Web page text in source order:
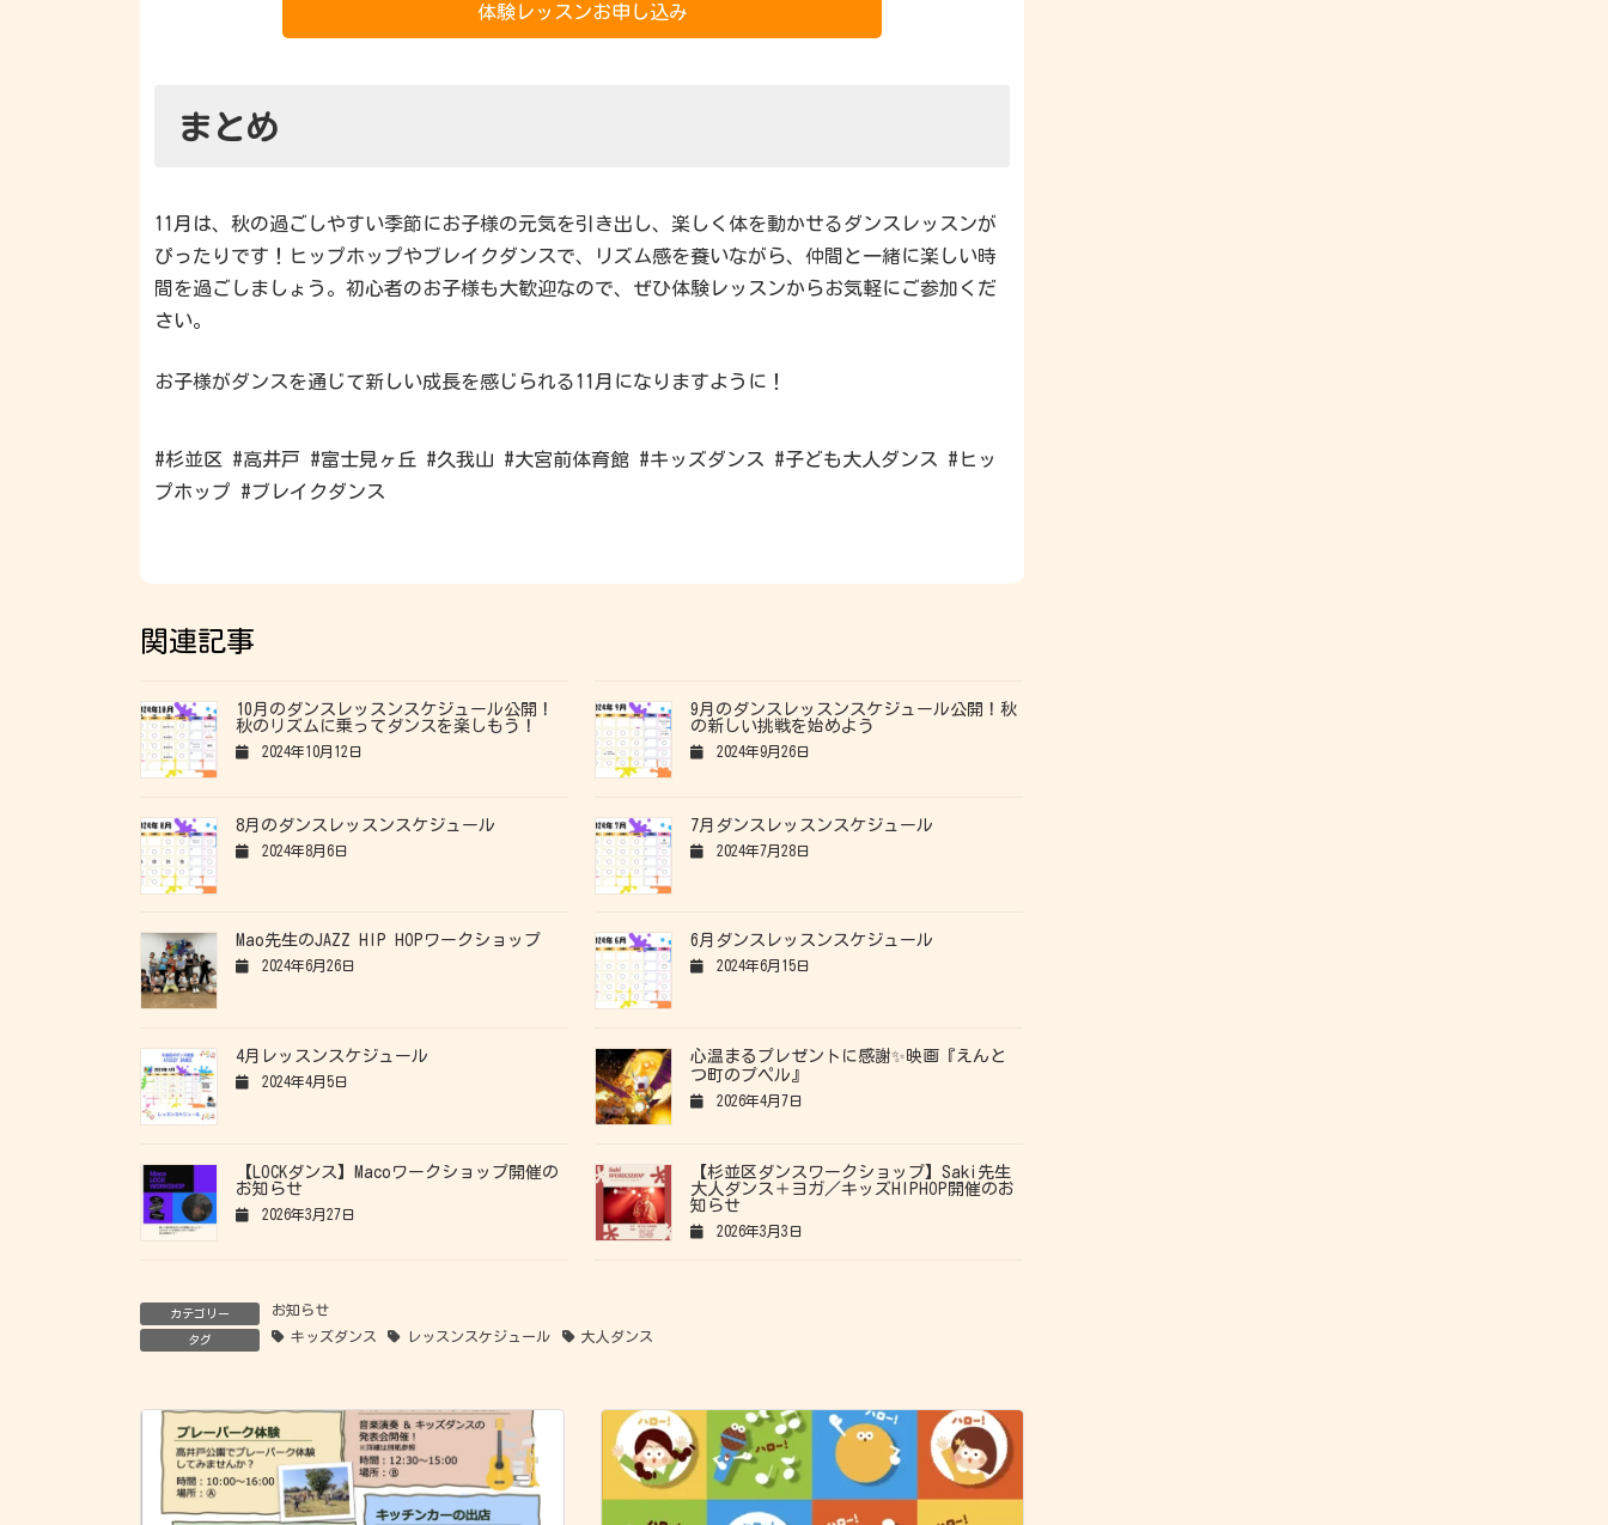
体験レッスンお申し込み
まとめ
11月は、秋の過ごしやすい季節にお子様の元気を引き出し、楽しく体を動かせるダンスレッスンが
ぴったりです！ヒップホップやブレイクダンスで、リズム感を養いながら、仲間と一緒に楽しい時
間を過ごしましょう。初心者のお子様も大歓迎なので、ぜひ体験レッスンからお気軽にご参加くだ
さい。
お子様がダンスを通じて新しい成長を感じられる11月になりますように！
#杉並区 #高井戸 #富士見ヶ丘 #久我山 #大宮前体育館 #キッズダンス #子ども大人ダンス #ヒッ
プホップ #ブレイクダンス
関連記事
10月のダンスレッスンスケジュール公開！
秋のリズムに乗ってダンスを楽しもう！
2024年10月12日
9月のダンスレッスンスケジュール公開！秋
の新しい挑戦を始めよう
2024年9月26日
8月のダンスレッスンスケジュール
2024年8月6日
7月ダンスレッスンスケジュール
2024年7月28日
Mao先生のJAZZ HIP HOPワークショップ
2024年6月26日
6月ダンスレッスンスケジュール
2024年6月15日
4月レッスンスケジュール
2024年4月5日
心温まるプレゼントに感謝✨映画『えんと
つ町のプペル』
2026年4月7日
【LOCKダンス】Macoワークショップ開催の
お知らせ
2026年3月27日
【杉並区ダンスワークショップ】Saki先生
大人ダンス＋ヨガ／キッズHIPHOP開催のお
知らせ
2026年3月3日
カテゴリー お知らせ
タグ キッズダンス レッスンスケジュール 大人ダンス